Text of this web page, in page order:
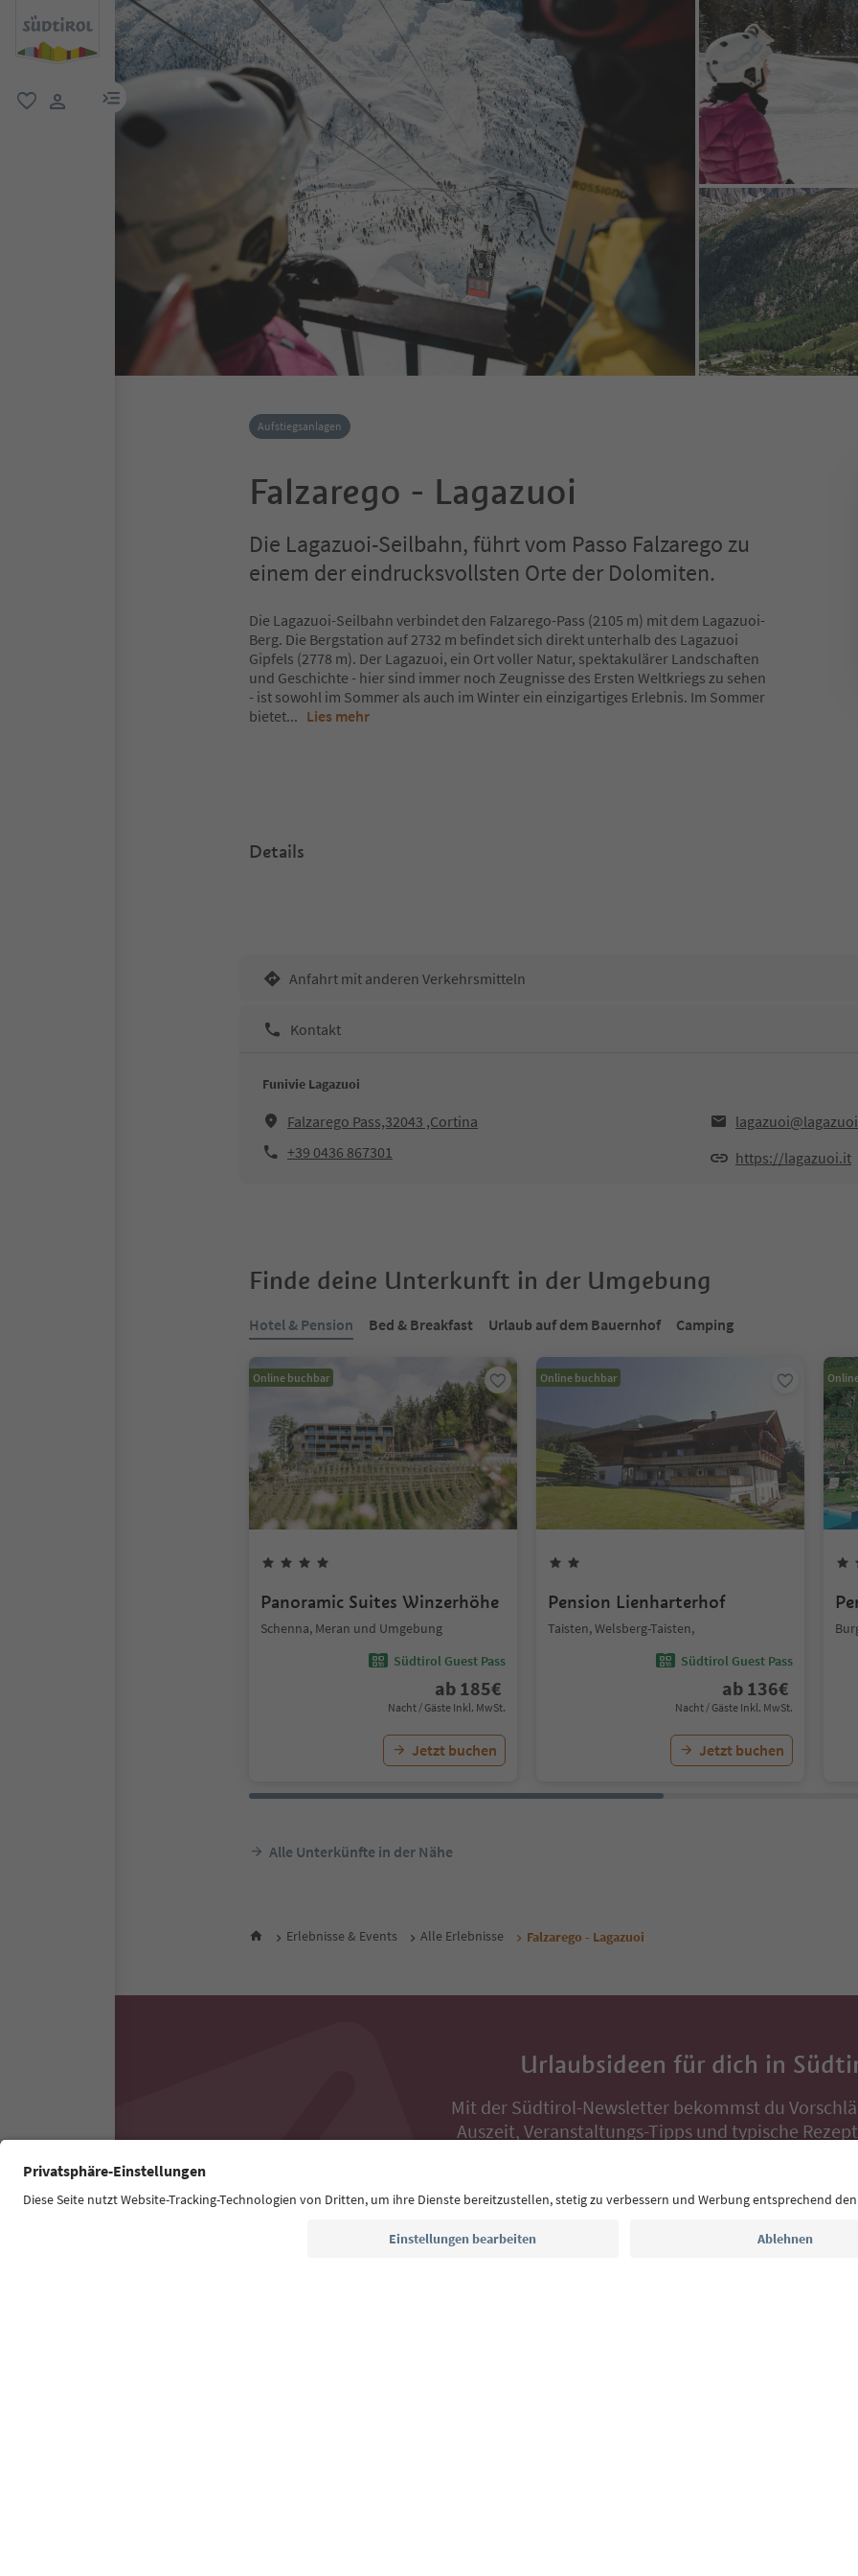
menu link
Aufstiegsanlagen
Falzarego - Lagazuoi
Die Lagazuoi-Seilbahn, führt vom Passo Falzarego zu
einem der eindrucksvollsten Orte der Dolomiten.
Die Lagazuoi-Seilbahn verbindet den Falzarego-Pass (2105 m) mit dem Lagazuoi-
Berg. Die Bergstation auf 2732 m befindet sich direkt unterhalb des Lagazuoi
Gipfels (2778 m). Der Lagazuoi, ein Ort voller Natur, spektakulärer Landschaften
und Geschichte - hier sind immer noch Zeugnisse des Ersten Weltkriegs zu sehen
- ist sowohl im Sommer als auch im Winter ein einzigartiges Erlebnis. Im Sommer
bietet... Lies mehr
Details
Anfahrt mit anderen Verkehrsmitteln
Kontakt
Funivie Lagazuoi
Falzarego Pass,32043 ,Cortina
+39 0436 867301
https://lagazuoi.it
Finde deine Unterkunft in der Umgebung
Hotel & Pension Bed & Breakfast Urlaub auf dem Bauernhof Camping
Online buchbar
Panoramic Suites Winzerhöhe
Schenna, Meran und Umgebung
Südtirol Guest Pass
ab 185€
Nacht / Gäste Inkl. MwSt.
Jetzt buchen
Online buchbar
Pension Lienharterhof
Taisten, Welsberg-Taisten,
Südtirol Guest Pass
ab 136€
Nacht / Gäste Inkl. MwSt.
Jetzt buchen
Alle Unterkünfte in der Nähe
Erlebnisse & Events Alle Erlebnisse Falzarego - Lagazuoi
Urlaubsideen für dich in
Mit der Südtirol-Newsletter bekommst du
Auszeit, Veranstaltungs-Tipps und typische